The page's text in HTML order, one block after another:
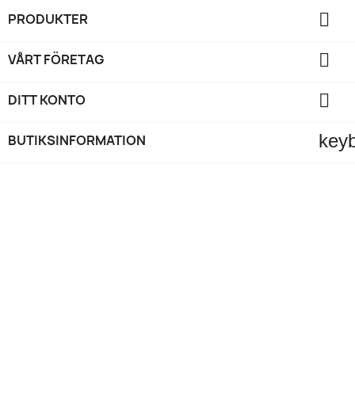
PRODUKTER 
VÅRT FÖRETAG 
DITT KONTO 
BUTIKSINFORMATION